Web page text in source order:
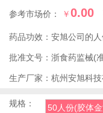
参考市场价： ￥0.00
药品功效：
批准文号： 浙食药监械(
生产厂家： 杭州安旭科技
规格： 50人份(胶体